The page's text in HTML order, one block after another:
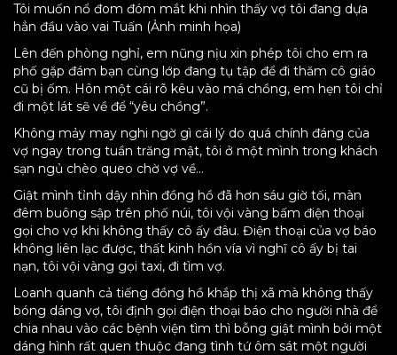
Tôi muốn nổ đom đóm mắt khi nhìn thấy vợ tôi đang dựa
hẳn đầu vào vai Tuấn (Ảnh minh họa)
Lên đến phòng nghỉ, em nũng nịu xin phép tôi cho em ra
phố gặp đám bạn cùng lớp đang tụ tập để đi thăm cô giáo
cũ bị ốm. Hôn một cái rõ kêu vào má chồng, em hẹn tôi chỉ
đi một lát sẽ về để “yêu chồng”.
Không mảy may nghi ngờ gì cái lý do quá chính đáng của
vợ ngay trong tuần trăng mật, tôi ở một mình trong khách
sạn ngủ chèo queo chờ vợ về…
Giật mình tỉnh dậy nhìn đồng hồ đã hơn sáu giờ tối, màn
đêm buông sập trên phố núi, tôi vội vàng bấm điện thoại
gọi cho vợ khi không thấy cô ấy đâu. Điện thoại của vợ báo
không liên lạc được, thất kinh hồn vía vì nghĩ cô ấy bị tai
nạn, tôi vội vàng gọi taxi, đi tìm vợ.
Loanh quanh cả tiếng đồng hồ khắp thị xã mà không thấy
bóng dáng vợ, tôi định gọi điện thoại báo cho người nhà để
chia nhau vào các bệnh viện tìm thì bỗng giật mình bởi một
dáng hình rất quen thuộc đang tình tứ ôm sát một người